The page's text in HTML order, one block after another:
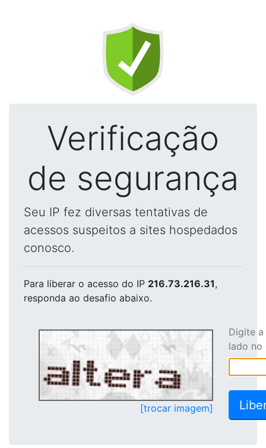
Verificação
de segurança
Seu IP fez diversas tentativas de
acessos suspeitos a sites hospedados
conosco.
Para liberar o acesso do IP 216.73.216.31,
responda ao desafio abaixo.
[trocar imagem]
Digite
lado no